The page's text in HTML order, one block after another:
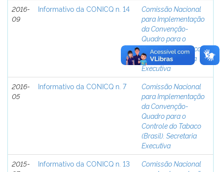
2016-
09
Informativo da CONICQ n. 14
Comissão Nacional
para Implementação
da Convenção-
Quadro para o
Controle do Tabaco
(Brasil). Secretaria
Executiva
2016-
05
Informativo da CONICQ n. 7
Comissão Nacional
para Implementação
da Convenção-
Quadro para o
Controle do Tabaco
(Brasil). Secretaria
Executiva
2015-
Informativo da CONICQ n. 13
Comissão Nacional